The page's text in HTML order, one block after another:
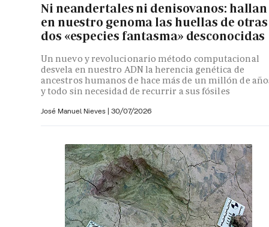
Ni neandertales ni denisovanos: hallan
en nuestro genoma las huellas de otras
dos «especies fantasma» desconocidas
Un nuevo y revolucionario método computacional
desvela en nuestro ADN la herencia genética de
ancestros humanos de hace más de un millón de
y todo sin necesidad de recurrir a sus fósiles
José Manuel Nieves | 30/07/2026